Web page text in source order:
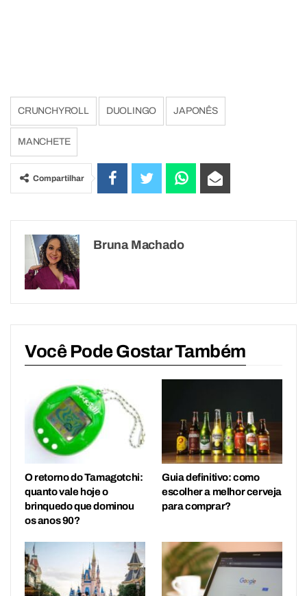
CRUNCHYROLL DUOLINGO JAPONÊS
MANCHETE
Compartilhar
Bruna Machado
Você Pode Gostar Também
O retorno do Tamagotchi:
quanto vale hoje o
brinquedo que dominou
os anos 90?
Guia definitivo: como
escolher a melhor cerveja
para comprar?